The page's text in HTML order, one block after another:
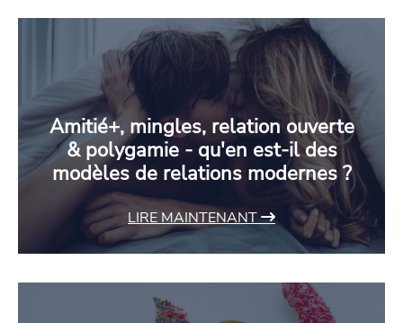
Amitié+, mingles, relation ouverte
& polygamie - qu'en est-il des
modèles de relations modernes ?
LIRE MAINTENANT